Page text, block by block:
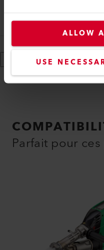
ALLOW
USE
145.909
Afficher plus
Parfait pour